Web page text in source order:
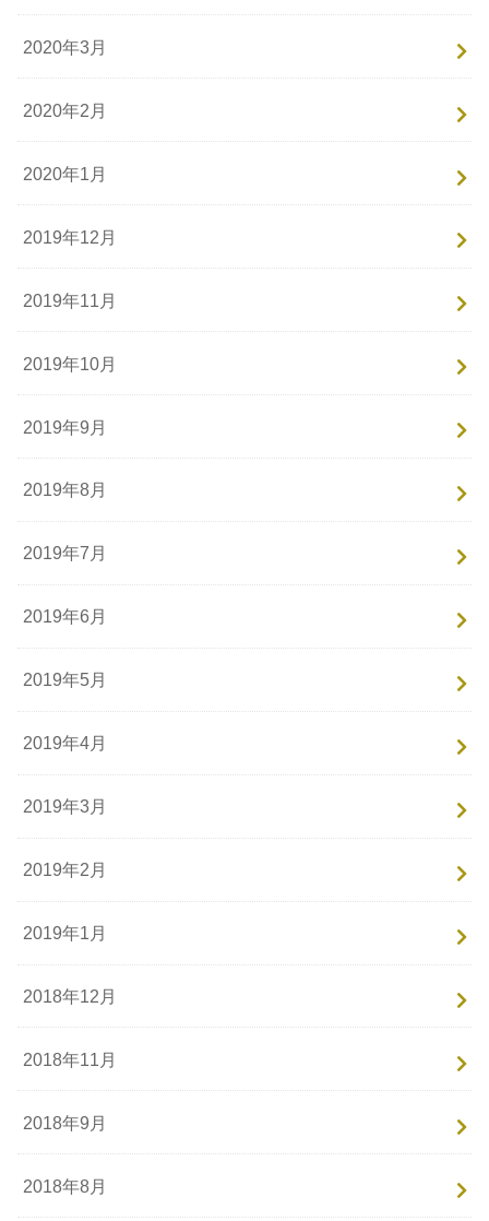
2020年3月
2020年2月
2020年1月
2019年12月
2019年11月
2019年10月
2019年9月
2019年8月
2019年7月
2019年6月
2019年5月
2019年4月
2019年3月
2019年2月
2019年1月
2018年12月
2018年11月
2018年9月
2018年8月